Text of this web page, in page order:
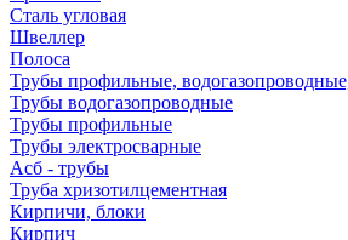
Сталь угловая
Швеллер
Полоса
Трубы профильные,
Трубы водогазопроводные
Трубы профильные
Трубы электросварные
Асб - трубы
Труба хризотилцементная
Кирпичи, блоки
Кирпич